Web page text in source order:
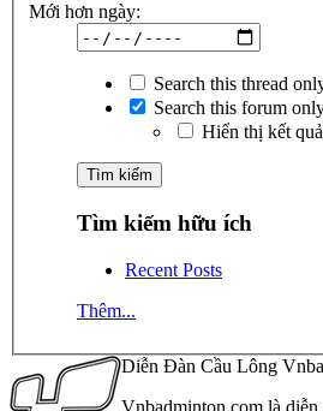
Mới hơn ngày:
Search this thread
Search this forum
Hiển thị kết
Tìm kiếm hữu ích
Recent Posts
Thêm...
Diễn Đàn Cầu Lông
Vnbadminton.com là